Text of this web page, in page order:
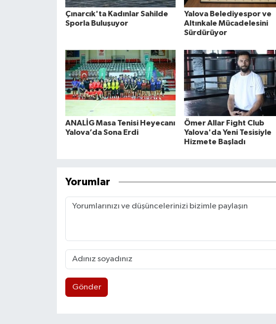
Çınarcık'ta Kadınlar Sahilde
Sporla Buluşuyor
Yalova Belediyespor ve
Altınkale Mücadelesini
Sürdürüyor
ANALİG Masa Tenisi Heyecanı
Yalova’da Sona Erdi
Ömer Allar Fight Club
Yalova'da Yeni Tesisiyle
Hizmete Başladı
Yorumlar
Gönder